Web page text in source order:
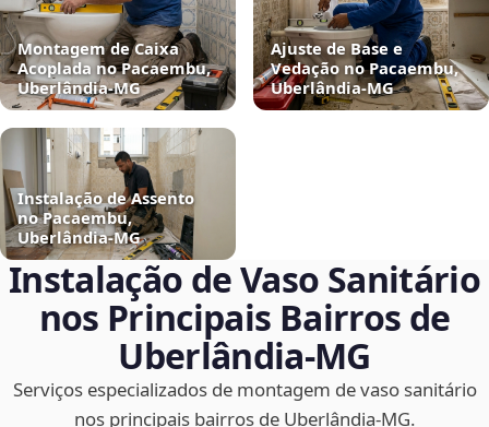
Montagem de Caixa
Acoplada no Pacaembu,
Uberlândia‑MG
Ajuste de Base e
Vedação no Pacaembu,
Uberlândia‑MG
Instalação de Assento
no Pacaembu,
Uberlândia‑MG
Instalação de Vaso Sanitário
nos Principais Bairros de
Uberlândia‑MG
Serviços especializados de montagem de vaso sanitário
nos principais bairros de Uberlândia‑MG.